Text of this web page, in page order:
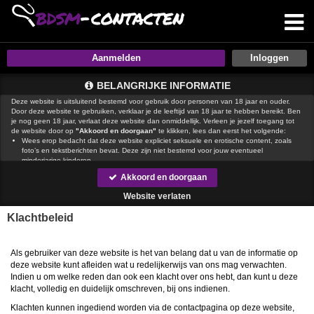
Aanmelden
BELANGRIJKE INFORMATIE
Deze website is uitsluitend bestemd voor gebruik door personen van 18 jaar en ouder.
Door deze website te gebruiken, verklaar je de leeftijd van 18 jaar te hebben bereikt. Ben
je nog geen 18 jaar, verlaat deze website dan onmiddellijk. Verleen je jezelf toegang tot
de website door op "Akkoord en doorgaan" te klikken, lees dan eerst het volgende:
Wees erop bedacht dat deze website expliciet seksuele en erotische content, zoals
foto’s en tekstberichten bevat. Deze zijn niet bestemd voor jouw eventueel
minderjarige kinderen.
gebruikt functionele, analytische cookies, social media cookies en
vergelijkbare technieken, zoals Google Webmaster Tools, Google Analytics, Alexa
Certify, Yandex, Hotjar, Histats en Statcounter die automatisch gegevens kunnen
verzamelen wanneer je de website bezoekt. De gegevens verkregen uit de cookies,
teneinde het voor
achternaam, e-mailadres, huis- of werkadres, telefoonnummer of andere naar jou
herleidbare gegevens op deze website.
Zet iemand jou onder druk op deze website, bijvoorbeeld om persoonlijke of financiële
gegevens te verstrekken? Stop dan meteen met het communiceren met deze persoon.
Let er ook op dat mensen in staat zijn op een listige manier dergelijke gegevens van je
Voorkom dat jouw minderjarige kinderen met erotische of anderszins voor minderjarigen
Akkoord en doorgaan
Website verlaten
Klachtbeleid
Als gebruiker van deze website is het van belang dat u van de informatie op
deze website kunt afleiden wat u redelijkerwijs van ons mag verwachten.
Indien u om welke reden dan ook een klacht over ons hebt, dan kunt u deze
klacht, volledig en duidelijk omschreven, bij ons indienen.
Klachten kunnen ingediend worden via de contactpagina op deze website,